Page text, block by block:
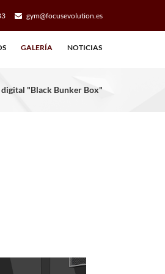
gym@focusevolution.es
GALERÍA NOTICIAS
digital "Black Bunker Box"